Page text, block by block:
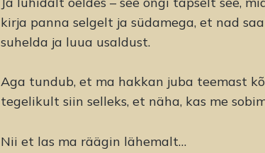
kirja panna selgelt ja südamega, et nad
suhelda ja luua usaldust.
Aga tundub, et ma hakkan juba teemast
tegelikult siin selleks, et näha, kas me
Nii et las ma räägin lähemalt…